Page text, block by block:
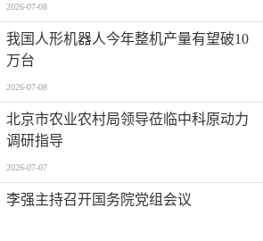
2026-07-08
我国人形机器人今年整机产量有望破10
万台
2026-07-08
北京市农业农村局领导莅临中科原动力
调研指导
2026-07-07
李强主持召开国务院党组会议